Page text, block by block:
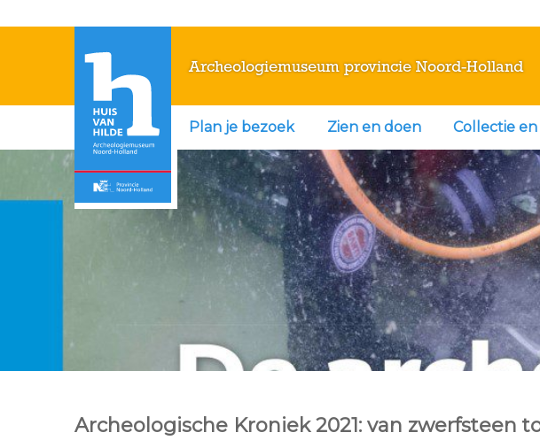
Archeologiemuseum provincie Noord-Holland
Plan je bezoek Zien en doen Collectie
Archeologische Kroniek 2021: van zwerfsteen